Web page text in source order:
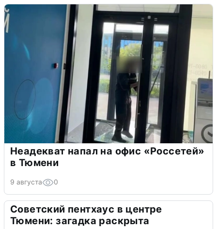
Неадекват напал на офис «Россетей»
в Тюмени
9 августа 0
Советский пентхаус в центре
Тюмени: загадка раскрыта